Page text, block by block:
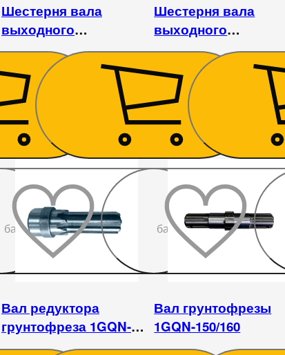
Шестерня вала
выходного
почвофрезы 1GQN-
125/140/150
1 170
Шестерня вала
выходного
почвофрезы 1GQN-
125/140/150
1 215 ₴
До
бажаного
До
бажаного
Вал редуктора
грунтофреза 1GQN-
125/140/150
Вал грунтофрезы
1GQN-150/160